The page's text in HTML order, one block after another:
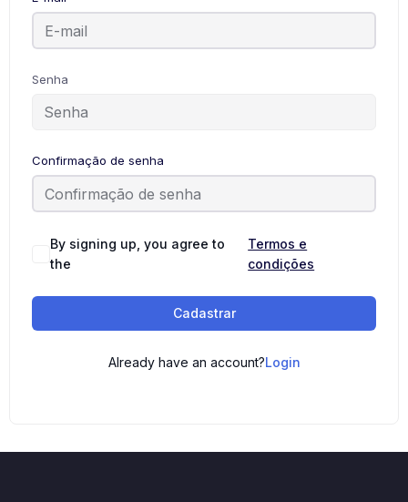
Senha
Confirmação de senha
By signing up, you agree to
the
Termos e
condições
Cadastrar
Already have an account?Login